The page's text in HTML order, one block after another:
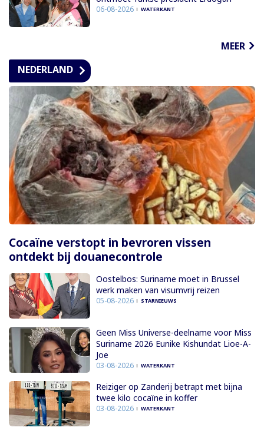
06-08-2026 WATERKANT
MEER
NEDERLAND
Cocaïne verstopt in bevroren vissen
ontdekt bij douanecontrole
Oostelbos: Suriname moet in Brussel
werk maken van visumvrij reizen
05-08-2026 STARNIEUWS
Geen Miss Universe-deelname voor Miss
Suriname 2026 Eunike Kishundat Lioe-A-
Joe
03-08-2026 WATERKANT
Reiziger op Zanderij betrapt met bijna
twee kilo cocaïne in koffer
03-08-2026 WATERKANT